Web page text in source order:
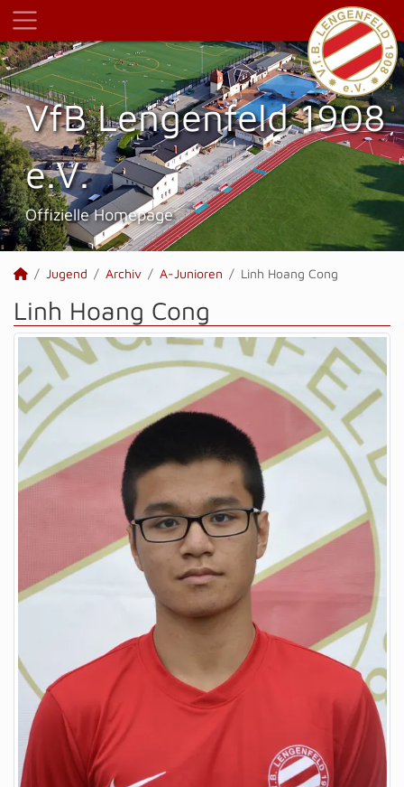
VfB Lengenfeld 1908
e.V.
Offizielle Homepage
Jugend Archiv A-Junioren Linh Hoang Cong
Linh Hoang Cong